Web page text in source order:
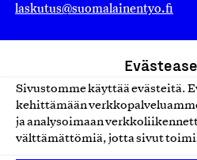
Sivustomme käyttää evästeitä.
kehittämään
ja analysoimaan
välttämättömiä, jotta sivut
laskutus@suomalainentyo.fi
Avainlippu